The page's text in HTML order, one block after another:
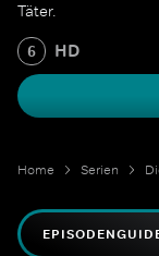
Täter.
6 HD
Home Serien